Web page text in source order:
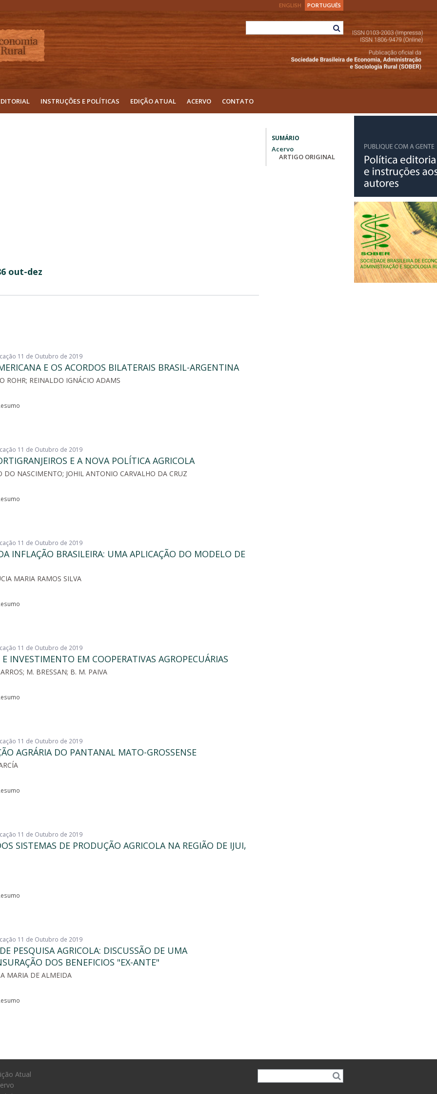
ENGLISH PORTUGUÊS
INSTRUÇÕES E POLÍTICAS EDIÇÃO ATUAL ACERVO CONTATO
out-dez
11 de Outubro de 2019
E OS ACORDOS BILATERAIS BRASIL-ARGENTINA
ROHR; REINALDO IGNÁCIO ADAMS
11 de Outubro de 2019
E A NOVA POLÍTICA AGRICOLA
NASCIMENTO; JOHIL ANTONIO CARVALHO DA CRUZ
11 de Outubro de 2019
INFLAÇÃO BRASILEIRA: UMA APLICAÇÃO DO MODELO DE
MARIA RAMOS SILVA
11 de Outubro de 2019
INVESTIMENTO EM COOPERATIVAS AGROPECUÁRIAS
M. BRESSAN; B. M. PAIVA
11 de Outubro de 2019
AGRÁRIA DO PANTANAL MATO-GROSSENSE
11 de Outubro de 2019
SISTEMAS DE PRODUÇÃO AGRICOLA NA REGIÃO DE IJUI,
11 de Outubro de 2019
PESQUISA AGRICOLA: DISCUSSÃO DE UMA
DOS BENEFICIOS "EX-ANTE"
MARIA DE ALMEIDA
SUMÁRIO
Acervo
ARTIGO ORIGINAL
Atual